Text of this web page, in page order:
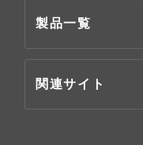
製品一覧
関連サイト